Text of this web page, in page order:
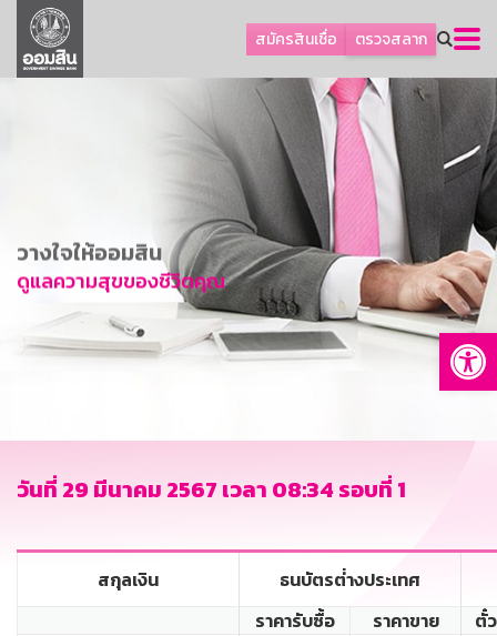
สมัครสินเชื่อ ตรวจสลาก
ลูกค้าธุรกิจ
ลูกค้าผู้ประกอบรายย่อย
การพัฒนาที่ยั่งยืน
ข่าวสาร
บริการทางการเงิน
อื่นๆ
GSB Society
วางใจให้ออมสิน
ดูแลความสุขของชีวิตคุณ
วันที่ 29 มีนาคม 2567 เวลา 08:34 รอบที่ 1
สกุลเงิน
ธนบัตรต่่างประเทศ
ราคารับซื้อ
ราคาขาย ตั๋